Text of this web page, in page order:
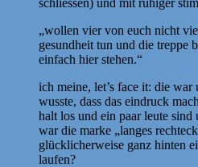
schliessen) und mit ruhiger
„wollen vier von euch nicht
gesundheit tun und die treppe
einfach hier stehen.“
ich meine, let’s face it: die
wusste, dass das eindruck
halt los und ein paar leute
war die marke „langes
glücklicherweise ganz hinten
laufen?